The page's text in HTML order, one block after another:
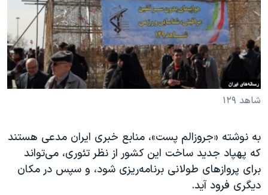
فرهنگ و زندگی
حقوق شهروندی
اقتصادی
علم و فناوری
اسرائیل در جنگ
آرشیو پخش زنده
مستندها
انتخابات ریاست جمهوری آمریکا ۲۰۲۴
حمله جمهوری اسلامی به اسرائیل
رمز مهسا
ورزش زنان در ایران
مجموعه مستندهای دادخواهی
تریبونال مردمی آبان ۹۸
دادگاه حمید نوری
دنبال کنید
زبانهای مختلف
شاهد ۱۲۹
به نوشته «جروزالم پست»، منابع خبری ایران مدعی هستند
که پهپاد جدید ساخت این کشور از نظر تئوری، می‌تواند
برای پروازهای طولانی برنامه‌ریزی شود، و سپس در مکان
دیگری فرود آید.